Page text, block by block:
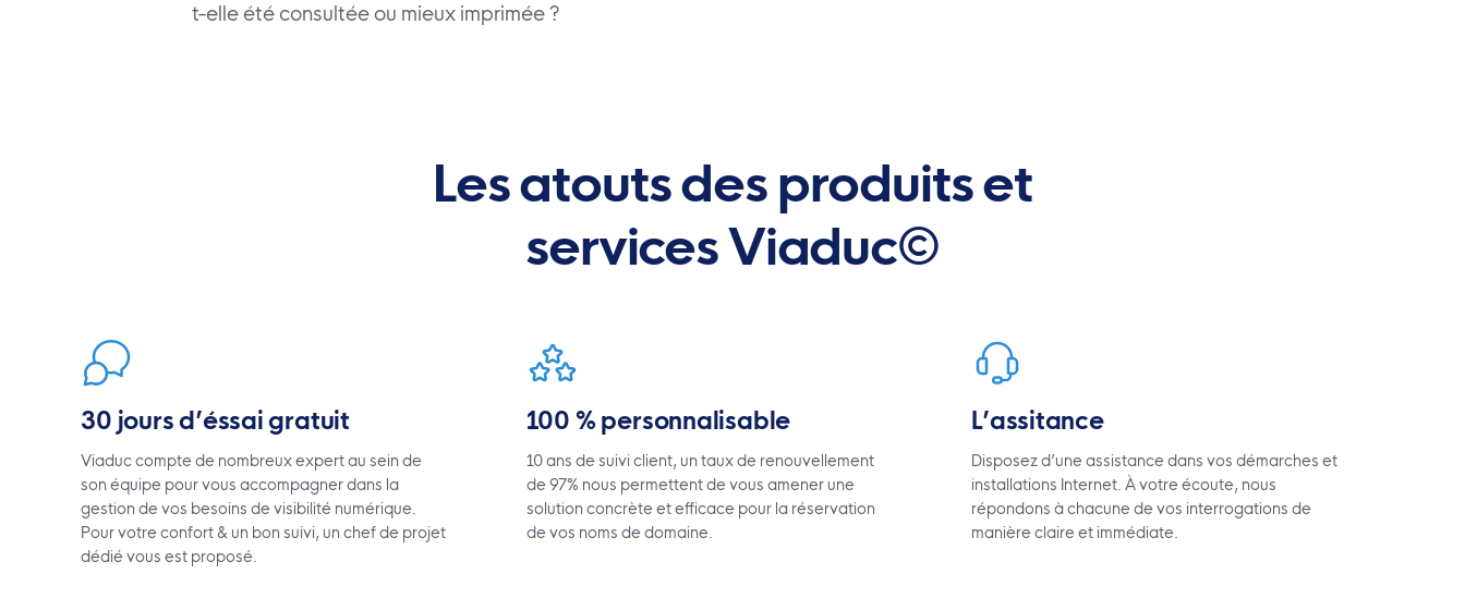
t-elle été consultée ou mieux imprimée ?
Les atouts des produits et
services Viaduc©
30 jours d’éssai gratuit
Viaduc compte de nombreux expert au sein de
son équipe pour vous accompagner dans la
gestion de vos besoins de visibilité numérique.
Pour votre confort & un bon suivi, un chef de projet
dédié vous est proposé.
100 % personnalisable
10 ans de suivi client, un taux de renouvellement
de 97% nous permettent de vous amener une
solution concrète et efficace pour la réservation
de vos noms de domaine.
L’assitance
Disposez d’une assistance dans vos démarches et
installations Internet. À votre écoute, nous
répondons à chacune de vos interrogations de
manière claire et immédiate.